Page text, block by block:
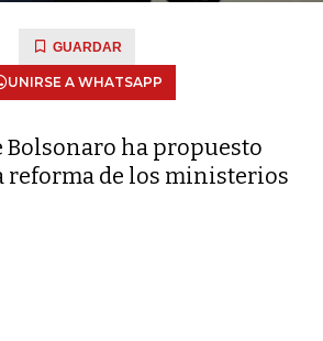
GUARDAR
UNIRSE A WHATSAPP
Bolsonaro ha propuesto
reforma de los ministerios